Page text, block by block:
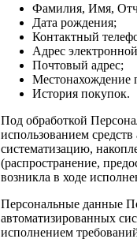
Фамилия, Имя,
Дата рождения;
Контактный
Адрес
Почтовый адрес;
Местонахождение
История покупок.
Под обработкой
использованием
систематизацию,
(распространение,
возникла в ходе
Персональные данные
автоматизированных
исполнением